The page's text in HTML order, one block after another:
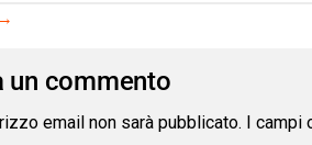
→
un commento
email non sarà pubblicato. I campi